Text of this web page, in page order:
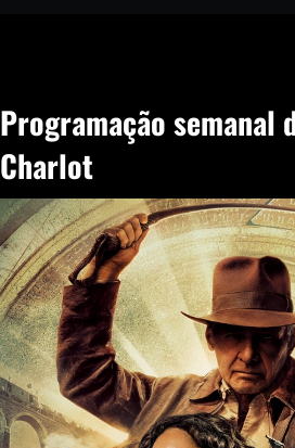
Programação semanal
Charlot